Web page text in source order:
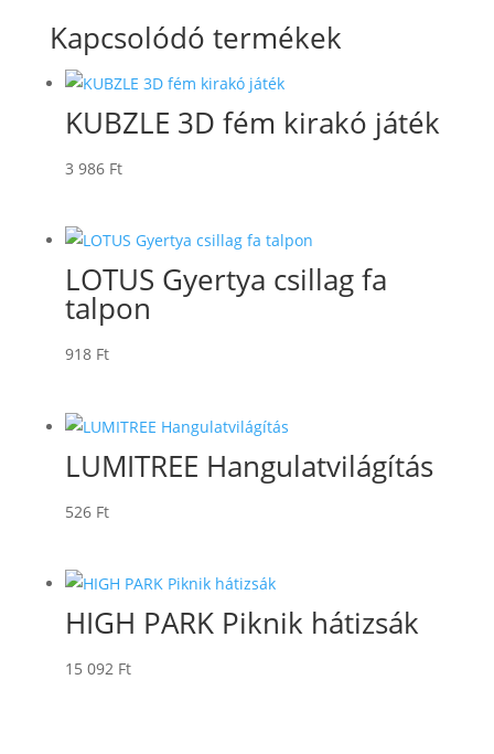
Kapcsolódó termékek
KUBZLE 3D fém kirakó játék
3 986 Ft
LOTUS Gyertya csillag fa
talpon
918 Ft
LUMITREE Hangulatvilágítás
526 Ft
HIGH PARK Piknik hátizsák
15 092 Ft